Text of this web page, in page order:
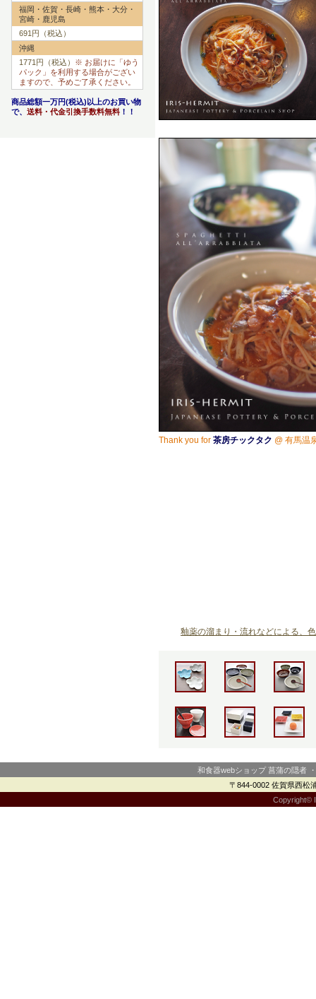
Thank you for 茶房チックタク @ 有馬温
釉薬の溜まり・流れなどによる、
福岡・佐賀・長崎・熊本・大分・
宮崎・鹿児島
691円（税込）
沖縄
1771円（税込） ※ お届けに「ゆう
パック」を利用する場合がござい
ますので、予めご了承ください。
商品総額一万円(税込)以上のお買い物
で、 送料・代金引換手数料無料 ！！
和食器webショップ 菖蒲の隠者
〒844-0002 佐賀県西松
Copyright©